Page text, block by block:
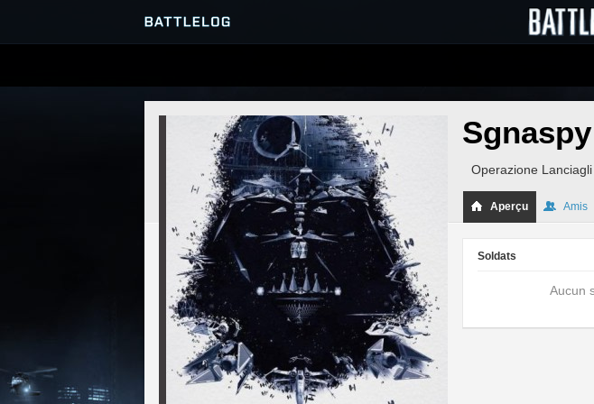
SERVEURS
PARTIES
Sgnaspy
Operazione
Aperçu Amis
Soldats
Aucun